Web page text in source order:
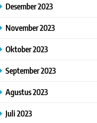
Desember 2023
November 2023
Oktober 2023
September 2023
Agustus 2023
Juli 2023